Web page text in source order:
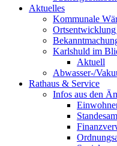
Aktuelles
Kommunale
Karlshuld im
Aktuell
Abwasser-/
Rathaus & Service
Infos aus den